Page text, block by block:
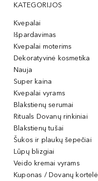
KATEGORIJOS
Kvepalai
Išpardavimas
Kvepalai moterims
Dekoratyvinė kosmetika
Nauja
Super kaina
Kvepalai vyrams
Blakstienų serumai
Rituals Dovanų rinkiniai
Blakstienų tušai
Šukos ir plaukų šepečiai
Lūpų blizgiai
Veido kremai vyrams
Kuponas / Dovanų kortelė